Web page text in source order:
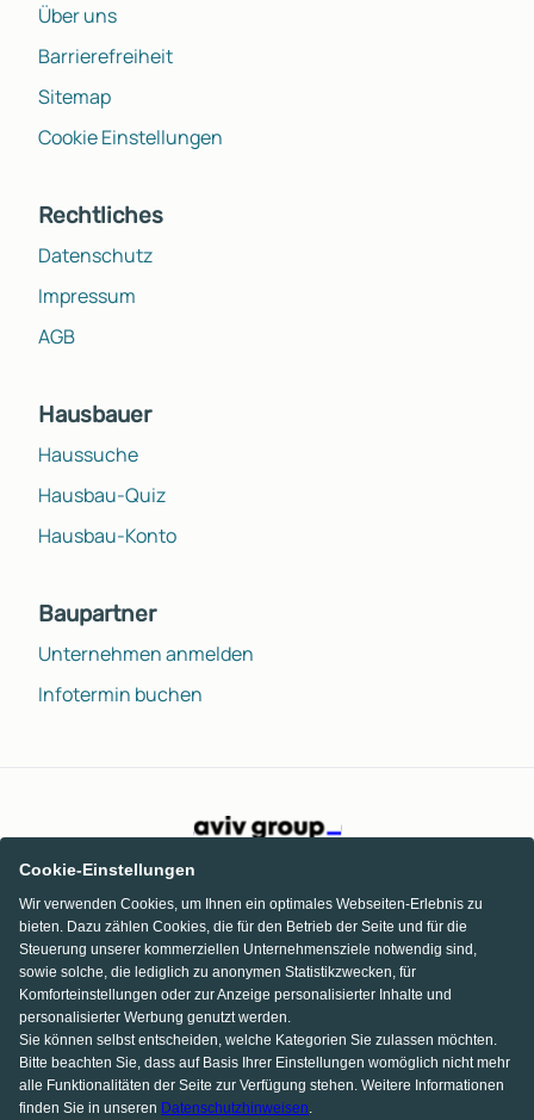
Über uns
Barrierefreiheit
Sitemap
Cookie Einstellungen
Rechtliches
Datenschutz
Impressum
AGB
Hausbauer
Haussuche
Hausbau-Quiz
Hausbau-Konto
Baupartner
Unternehmen anmelden
Infotermin buchen
Cookie-Einstellungen
Wir verwenden Cookies, um Ihnen ein optimales Webseiten-Erlebnis zu
bieten. Dazu zählen Cookies, die für den Betrieb der Seite und für die
Steuerung unserer kommerziellen Unternehmensziele notwendig sind,
sowie solche, die lediglich zu anonymen Statistikzwecken, für
Komforteinstellungen oder zur Anzeige personalisierter Inhalte und
personalisierter Werbung genutzt werden.
Sie können selbst entscheiden, welche Kategorien Sie zulassen möchten.
Bitte beachten Sie, dass auf Basis Ihrer Einstellungen womöglich nicht mehr
alle Funktionalitäten der Seite zur Verfügung stehen. Weitere Informationen
finden Sie in unseren Datenschutzhinweisen.